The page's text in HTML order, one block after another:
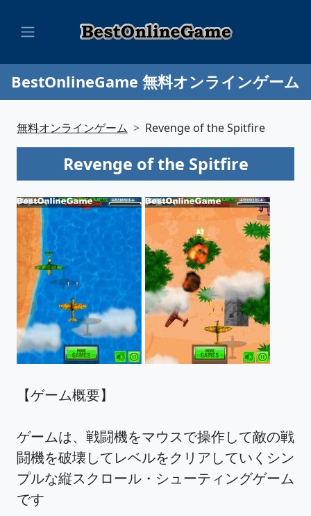
BestOnlineGame 無料オンラインゲーム
無料オンラインゲーム Revenge of the Spitfire
Revenge of the Spitfire
【ゲーム概要】
ゲームは、戦闘機をマウスで操作して敵の戦
闘機を破壊してレベルをクリアしていくシン
プルな縦スクロール・シューティングゲーム
です